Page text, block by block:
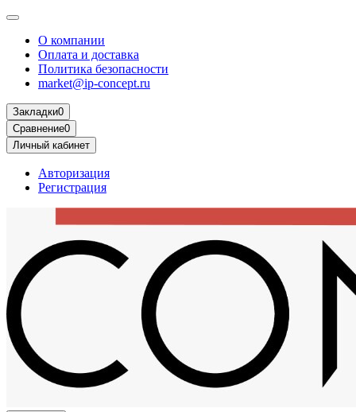
О компании
Оплата и доставка
Политика безопасности
market@ip-concept.ru
Закладки0
Сравнение0
Личный кабинет
Авторизация
Регистрация